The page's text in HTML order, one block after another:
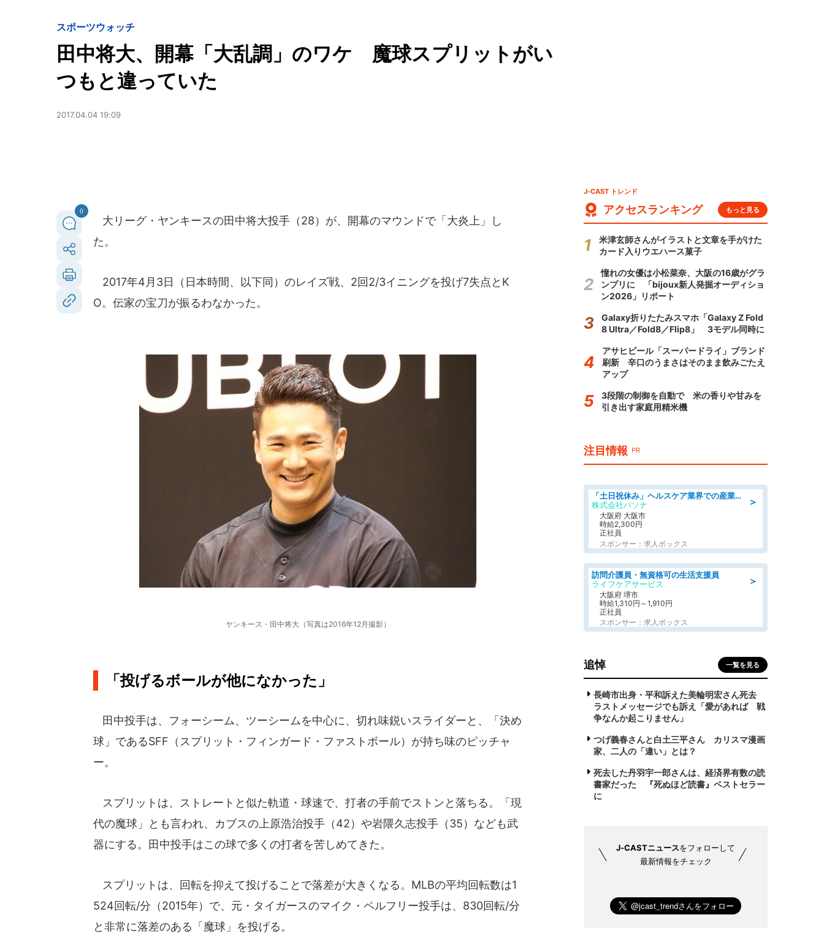
スポーツウォッチ
田中将大、開幕「大乱調」のワケ 魔球スプリットがい
つもと違っていた
2017.04.04 19:09
0
大リーグ・ヤンキースの田中将大投手（28）が、開幕のマウンドで「大炎上」し
た。
2017年4月3日（日本時間、以下同）のレイズ戦、2回2/3イニングを投げ7失点とK
O。伝家の宝刀が振るわなかった。
ヤンキース・田中将大（写真は2016年12月撮影）
「投げるボールが他になかった」
田中投手は、フォーシーム、ツーシームを中心に、切れ味鋭いスライダーと、「決め
球」であるSFF（スプリット・フィンガード・ファストボール）が持ち味のピッチャ
ー。
スプリットは、ストレートと似た軌道・球速で、打者の手前でストンと落ちる。「現
代の魔球」とも言われ、カブスの上原浩治投手（42）や岩隈久志投手（35）なども武
器にする。田中投手はこの球で多くの打者を苦しめてきた。
スプリットは、回転を抑えて投げることで落差が大きくなる。MLBの平均回転数は1
524回転/分（2015年）で、元・タイガースのマイク・ペルフリー投手は、830回転/分
と非常に落差のある「魔球」を投げる。
J-CAST トレンド
アクセスランキング もっと見る
米津玄師さんがイラストと文章を手がけた
カード入りウエハース菓子
憧れの女優は小松菜奈、大阪の16歳がグラ
ンプリに 「bijoux新人発掘オーディショ
ン2026」リポート
Galaxy折りたたみスマホ「Galaxy Z Fold
8 Ultra／Fold8／Flip8」 3モデル同時に
アサヒビール「スーパードライ」ブランド
刷新 辛口のうまさはそのまま飲みごたえ
アップ
3段階の制御を自動で 米の香りや甘みを
引き出す家庭用精米機
注目情報 PR
＞
「土日祝休み」ヘルスケア業界での産業保健師業務/看護師/高時給/要資格:正看護師
株式会社パソナ
大阪府 大阪市
時給2,300円
正社員
スポンサー：求人ボックス
＞
訪問介護員・無資格可の生活支援員
ライフケアサービス
大阪府 堺市
時給1,310円～1,910円
正社員
スポンサー：求人ボックス
追悼 一覧を見る
長崎市出身・平和訴えた美輪明宏さん死去
ラストメッセージでも訴え「愛があれば 戦
争なんか起こりません」
つげ義春さんと白土三平さん カリスマ漫画
家、二人の「違い」とは？
死去した丹羽宇一郎さんは、経済界有数の読
書家だった 『死ぬほど読書』ベストセラー
に
J-CASTニュースをフォローして
最新情報をチェック